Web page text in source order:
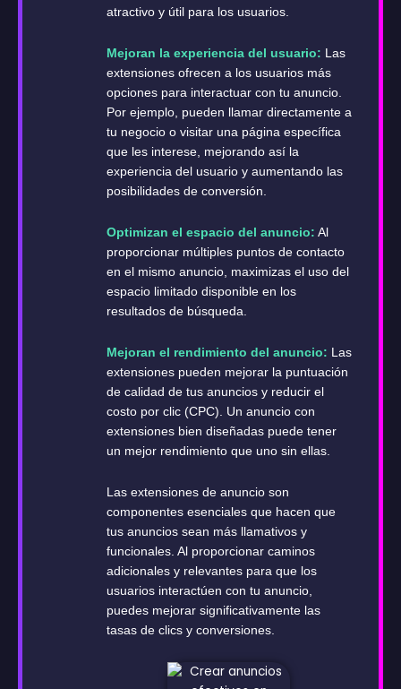
atractivo y útil para los usuarios.
Mejoran la experiencia del usuario:
Las
extensiones ofrecen a los usuarios más
opciones para interactuar con tu anuncio.
Por ejemplo, pueden llamar directamente a
tu negocio o visitar una página específica
que les interese, mejorando así la
experiencia del usuario y aumentando las
posibilidades de conversión.
Optimizan el espacio del anuncio: Al
proporcionar múltiples puntos de contacto
en el mismo anuncio, maximizas el uso del
espacio limitado disponible en los
resultados de búsqueda.
Mejoran el rendimiento del anuncio: Las
extensiones pueden mejorar la puntuación
de calidad de tus anuncios y reducir el
costo por clic (CPC). Un anuncio con
extensiones bien diseñadas puede tener
un mejor rendimiento que uno sin ellas.
Las extensiones de anuncio son
componentes esenciales que hacen que
tus anuncios sean más llamativos y
funcionales. Al proporcionar caminos
adicionales y relevantes para que los
usuarios interactúen con tu anuncio,
puedes mejorar significativamente las
tasas de clics y conversiones.